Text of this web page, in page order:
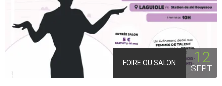
FOIRE OU SALON 12
SEPT